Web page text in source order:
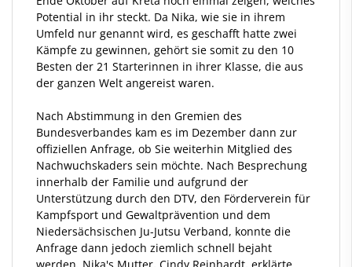
Potential in ihr steckt. Da Nika, wie sie in ihrem
Umfeld nur genannt wird, es geschafft hatte zwei
Kämpfe zu gewinnen, gehört sie somit zu den 10
Besten der 21 Starterinnen in ihrer Klasse, die aus
der ganzen Welt angereist waren.
Nach Abstimmung in den Gremien des
Bundesverbandes kam es im Dezember dann zur
offiziellen Anfrage, ob Sie weiterhin Mitglied des
Nachwuchskaders sein möchte. Nach Besprechung
innerhalb der Familie und aufgrund der
Unterstützung durch den DTV, den Förderverein für
Kampfsport und Gewaltprävention und dem
Niedersächsischen Ju-Jutsu Verband, konnte die
Anfrage dann jedoch ziemlich schnell bejaht